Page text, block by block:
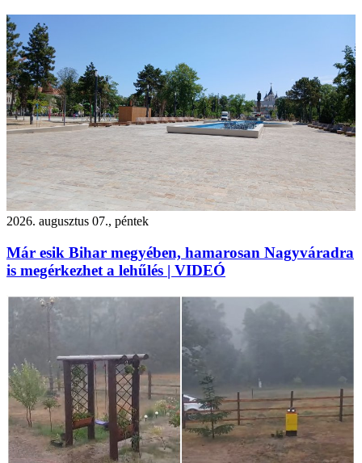
2026. augusztus 07., péntek
Már esik Bihar megyében, hamarosan Nagyváradra
is megérkezhet a lehűlés | VIDEÓ